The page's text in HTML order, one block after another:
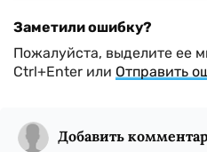
Заметили ошибку?
Пожалуйста, выделите ее
Ctrl+Enter или Отправить
Добавить